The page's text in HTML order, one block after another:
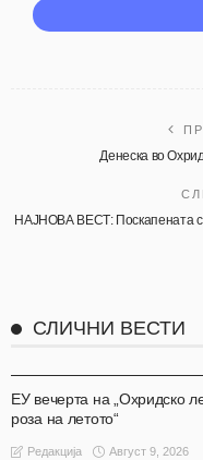
Денеска во
НАЈНОВА ВЕСТ: Поскапената
СЛИЧНИ ВЕСТИ
ЕУ вечерта на „Охридско
роза на летото“
Редакција Август 9, 2026